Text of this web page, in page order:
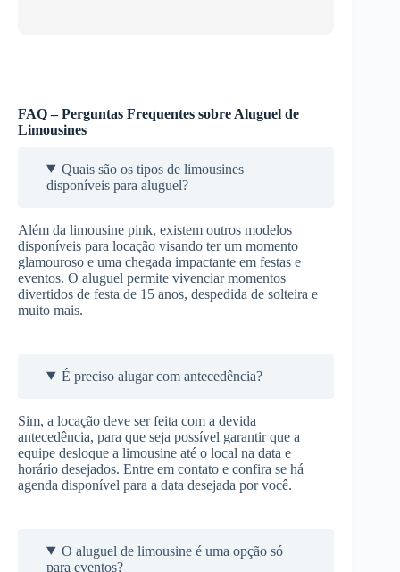
FAQ – Perguntas Frequentes sobre Aluguel de
Limousines
Quais são os tipos de limousines
disponíveis para aluguel?
Além da limousine pink, existem outros modelos
disponíveis para locação visando ter um momento
glamouroso e uma chegada impactante em festas e
eventos. O aluguel permite vivenciar momentos
divertidos de festa de 15 anos, despedida de solteira e
muito mais.
É preciso alugar com antecedência?
Sim, a locação deve ser feita com a devida
antecedência, para que seja possível garantir que a
equipe desloque a limousine até o local na data e
horário desejados. Entre em contato e confira se há
agenda disponível para a data desejada por você.
O aluguel de limousine é uma opção só
para eventos?